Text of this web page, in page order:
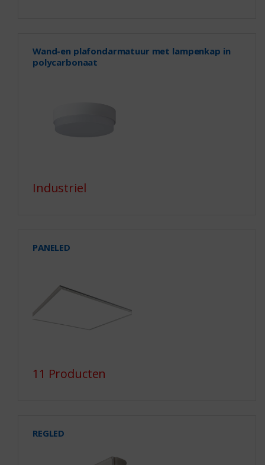
Wand-en plafondarmatuur met lampenkap in
polycarbonaat
Industriel
PANELED
11 Producten
REGLED